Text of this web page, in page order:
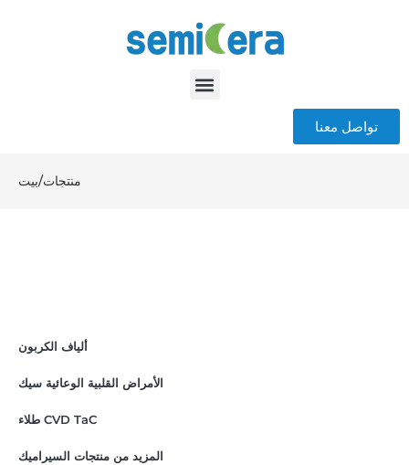
تواصل معنا
بيت/منتجات
ألياف الكربون
الأمراض القلبية الوعائية سيك
طلاء CVD TaC
المزيد من منتجات السيراميك